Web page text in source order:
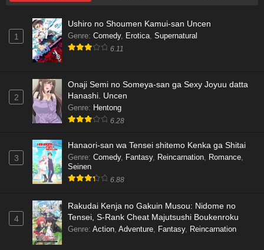
1
Ushiro no Shoumen Kamui-san Uncen
Genre: Comedy, Erotica, Supernatural
6.11
2
Onaji Semi no Someya-san ga Sexy Joyuu datta
Hanashi. Uncen
Genre: Hentong
6.28
3
Hanaori-san wa Tensei shitemo Kenka ga Shitai
Genre: Comedy, Fantasy, Reincarnation, Romance,
Seinen
6.88
4
Rakudai Kenja no Gakuin Musou: Nidome no
Tensei, S-Rank Cheat Majutsushi Boukenroku
Genre: Action, Adventure, Fantasy, Reincarnation